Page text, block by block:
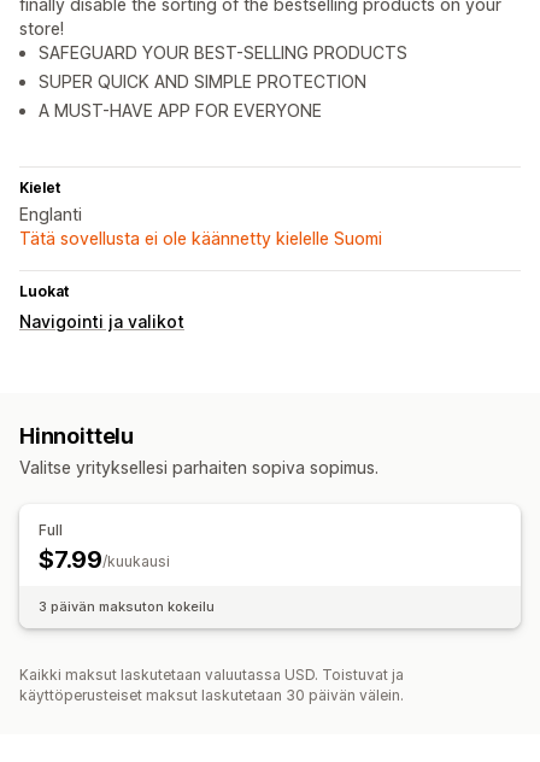
finally disable the sorting of the bestselling products on your
store!
SAFEGUARD YOUR BEST-SELLING PRODUCTS
SUPER QUICK AND SIMPLE PROTECTION
A MUST-HAVE APP FOR EVERYONE
Kielet
Englanti
Tätä sovellusta ei ole käännetty kielelle Suomi
Luokat
Navigointi ja valikot
Hinnoittelu
Valitse yrityksellesi parhaiten sopiva sopimus.
Full
$7.99/kuukausi
3 päivän maksuton kokeilu
Kaikki maksut laskutetaan valuutassa USD. Toistuvat ja
käyttöperusteiset maksut laskutetaan 30 päivän välein.